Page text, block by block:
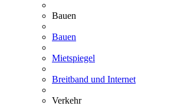
Bauen
Bauen
Mietspiegel
Breitband und Internet
Verkehr